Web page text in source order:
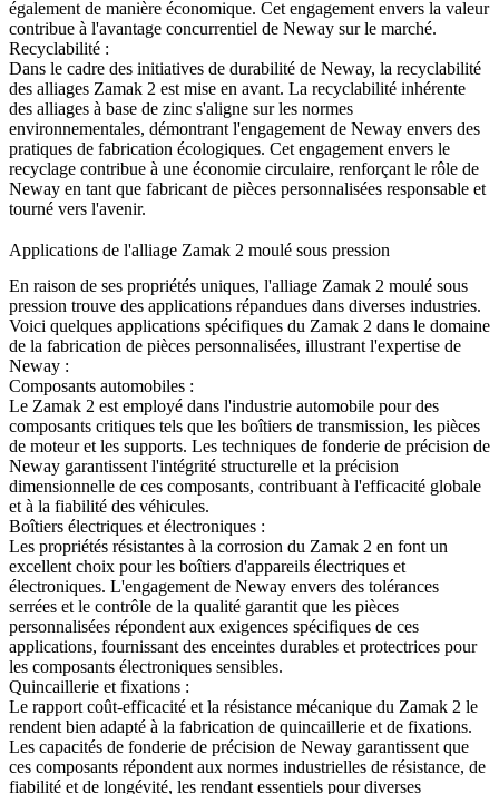
également de manière économique. Cet engagement envers la valeur
contribue à l'avantage concurrentiel de Neway sur le marché.
Recyclabilité :
Dans le cadre des initiatives de durabilité de Neway, la recyclabilité
des alliages Zamak 2 est mise en avant. La recyclabilité inhérente
des alliages à base de zinc s'aligne sur les normes
environnementales, démontrant l'engagement de Neway envers des
pratiques de fabrication écologiques. Cet engagement envers le
recyclage contribue à une économie circulaire, renforçant le rôle de
Neway en tant que fabricant de pièces personnalisées responsable et
tourné vers l'avenir.
Applications de l'alliage Zamak 2 moulé sous pression
En raison de ses propriétés uniques, l'alliage Zamak 2 moulé sous
pression trouve des applications répandues dans diverses industries.
Voici quelques applications spécifiques du Zamak 2 dans le domaine
de la fabrication de pièces personnalisées, illustrant l'expertise de
Neway :
Composants automobiles :
Le Zamak 2 est employé dans l'industrie automobile pour des
composants critiques tels que les boîtiers de transmission, les pièces
de moteur et les supports. Les techniques de fonderie de précision de
Neway garantissent l'intégrité structurelle et la précision
dimensionnelle de ces composants, contribuant à l'efficacité globale
et à la fiabilité des véhicules.
Boîtiers électriques et électroniques :
Les propriétés résistantes à la corrosion du Zamak 2 en font un
excellent choix pour les boîtiers d'appareils électriques et
électroniques. L'engagement de Neway envers des tolérances
serrées et le contrôle de la qualité garantit que les pièces
personnalisées répondent aux exigences spécifiques de ces
applications, fournissant des enceintes durables et protectrices pour
les composants électroniques sensibles.
Quincaillerie et fixations :
Le rapport coût-efficacité et la résistance mécanique du Zamak 2 le
rendent bien adapté à la fabrication de quincaillerie et de fixations.
Les capacités de fonderie de précision de Neway garantissent que
ces composants répondent aux normes industrielles de résistance, de
fiabilité et de longévité, les rendant essentiels pour diverses